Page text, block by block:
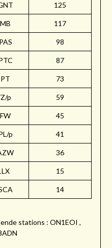
125
117
98
87
73
p 59
45
p 41
36
15
14
stations : ON1EOI ,